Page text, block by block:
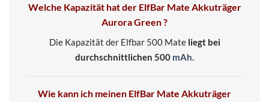
Welche Kapazität hat der ElfBar Mate Akkuträger
Aurora Green ?
Die Kapazität der Elfbar 500 Mate liegt bei
durchschnittlichen 500 mAh.
Wie kann ich meinen ElfBar Mate Akkuträger